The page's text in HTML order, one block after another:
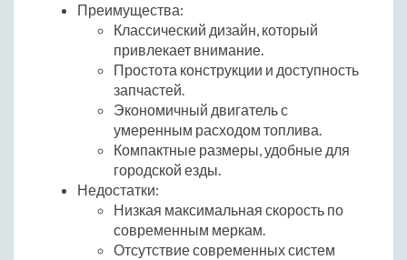
Преимущества:
Классический дизайн, который
привлекает внимание.
Простота конструкции и доступность
запчастей.
Экономичный двигатель с
умеренным расходом топлива.
Компактные размеры, удобные для
городской езды.
Недостатки:
Низкая максимальная скорость по
современным меркам.
Отсутствие современных систем